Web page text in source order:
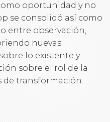
oportunidad y no
se consolidó así como
entre observación,
nuevas
lo existente y
sobre el rol de la
de transformación.